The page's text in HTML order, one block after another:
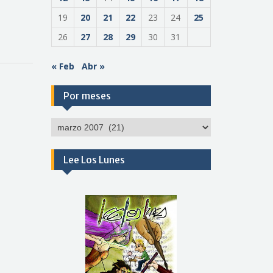
19
20 21 22 23 24
25
26
27 28 29 30 31
« Feb Abr »
Por meses
Por
Lee Los Lunes